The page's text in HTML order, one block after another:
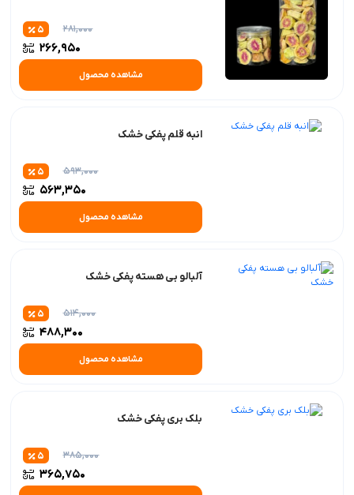
281,000
266,950
5
مشاهده محصول
انبه قلم پفکی خشک
593,000
563,350
5
مشاهده محصول
آلبالو بی هسته پفکی خشک
514,000
488,300
5
مشاهده محصول
بلک بری پفکی خشک
385,000
365,750
5